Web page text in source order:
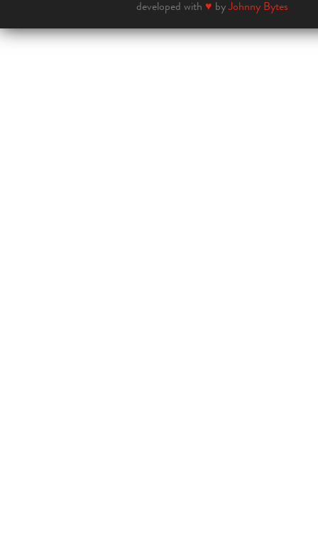
developed with ♥ byJohnny Bytes